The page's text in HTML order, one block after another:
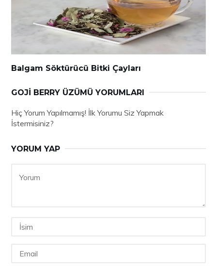
Balgam Söktürücü Bitki Çayları
GOJI BERRY ÜZÜMÜ YORUMLARI
Hiç Yorum Yapılmamış! İlk Yorumu Siz Yapmak
İstermisiniz?
YORUM YAP